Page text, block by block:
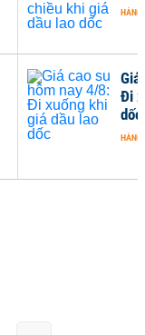
Đi
dốc
HÀNG
HÀNG